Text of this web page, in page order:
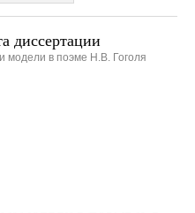
диссертации
модели в поэме Н.В. Гоголя